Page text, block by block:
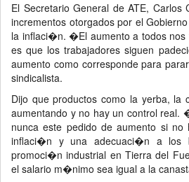
El Secretario General de ATE,
incrementos otorgados por el
la inflaci�n. �El aumento a todos nos
es que los trabajadores siguen
aumento como corresponde para
sindicalista.
Dijo que productos como la yerba,
aumentando y no hay un control real.
nunca este pedido de aumento si
inflaci�n y una adecuaci�n a los
promoci�n industrial en Tierra del
el salario m�nimo sea igual a la